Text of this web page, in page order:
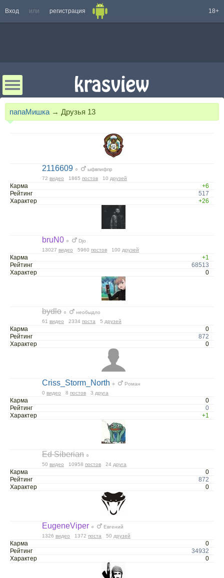
Вход или регистрация 18+
папаМишка → Друзья 13
2116609 ○
ыфвпифпр
72 видео 1865 постов 10 друзей
Карма
+6
Рейтинг
517
Характер
+26
bruN0 ○
Djo
13027 видео 5960 постов 100 друзей
Карма
+1
Рейтинг
68513
Характер
0
bydlo ○
необыдло
61 видео 2334 поста 5 друзей
Карма
0
Рейтинг
872
Характер
0
Criss_Storm_North ○
Роман
0 видео 8 постов 3 друга
Карма
0
Рейтинг
0
Характер
+1
Ed Siberian ○
50 видео 10958 постов 24 друга
Карма
0
Рейтинг
872
Характер
0
EugeneViper ○
Евгений
1326 видео 1372 поста 50 друзей
Карма
0
Рейтинг
34932
Характер
0